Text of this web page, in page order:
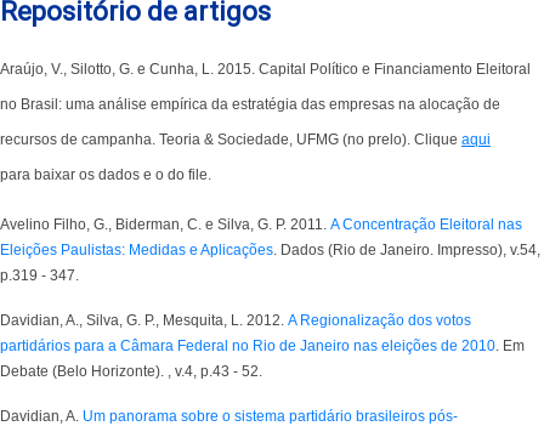
Repositório de artigos
Araújo, V., Silotto, G. e Cunha, L. 2015. Capital Político e Financiamento Eleitoral
no Brasil: uma análise empírica da estratégia das empresas na alocação de
recursos de campanha. Teoria & Sociedade, UFMG (no prelo). Clique aqui
para baixar os dados e o do file.
Avelino Filho, G., Biderman, C. e Silva, G. P. 2011. A Concentração Eleitoral nas
Eleições Paulistas: Medidas e Aplicações . Dados (Rio de Janeiro. Impresso), v.54,
p.319 - 347.
Davidian, A., Silva, G. P., Mesquita, L. 2012. A Regionalização dos votos
partidários para a Câmara Federal no Rio de Janeiro nas eleições de 2010 . Em
Debate (Belo Horizonte). , v.4, p.43 - 52.
Davidian, A. Um panorama sobre o sistema partidário brasileiros pós-